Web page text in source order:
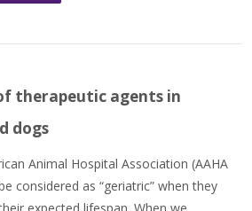
therapeutic agents in
dogs
Animal Hospital Association (AAHA
considered as “geriatric” when they